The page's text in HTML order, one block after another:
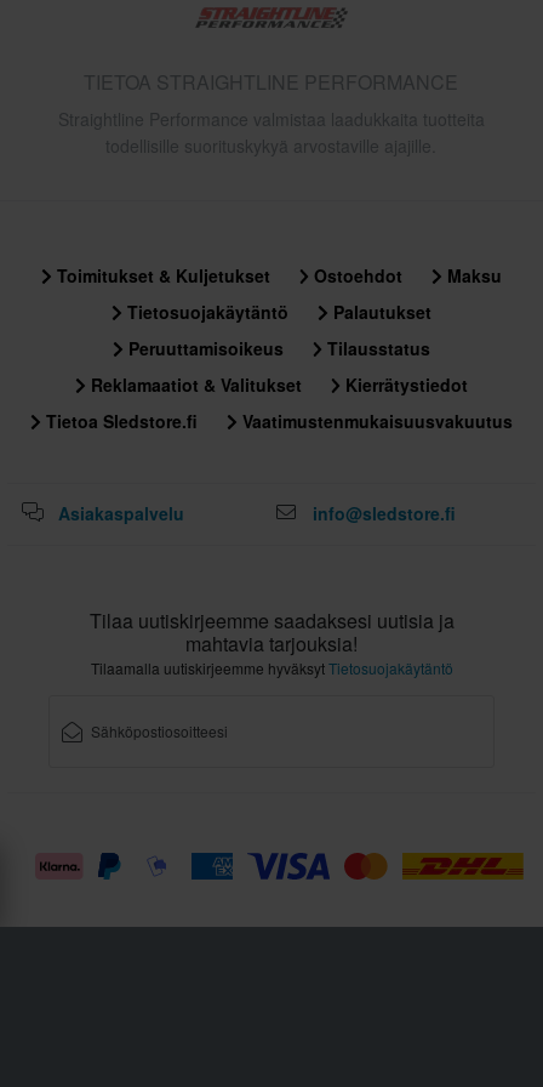
TIETOA STRAIGHTLINE PERFORMANCE
Straightline Performance valmistaa laadukkaita tuotteita
todellisille suorituskykyä arvostaville ajajille.
Toimitukset & Kuljetukset Ostoehdot
Maksu
Tietosuojakäytäntö
Palautukset
Peruuttamisoikeus
Tilausstatus
Reklamaatiot & Valitukset
Kierrätystiedot
Tietoa Sledstore.fi
Vaatimustenmukaisuusvakuutus
Asiakaspalvelu info@sledstore.fi
Tilaa uutiskirjeemme saadaksesi uutisia ja
mahtavia tarjouksia!
Tilaamalla uutiskirjeemme hyväksytTietosuojakäytäntö